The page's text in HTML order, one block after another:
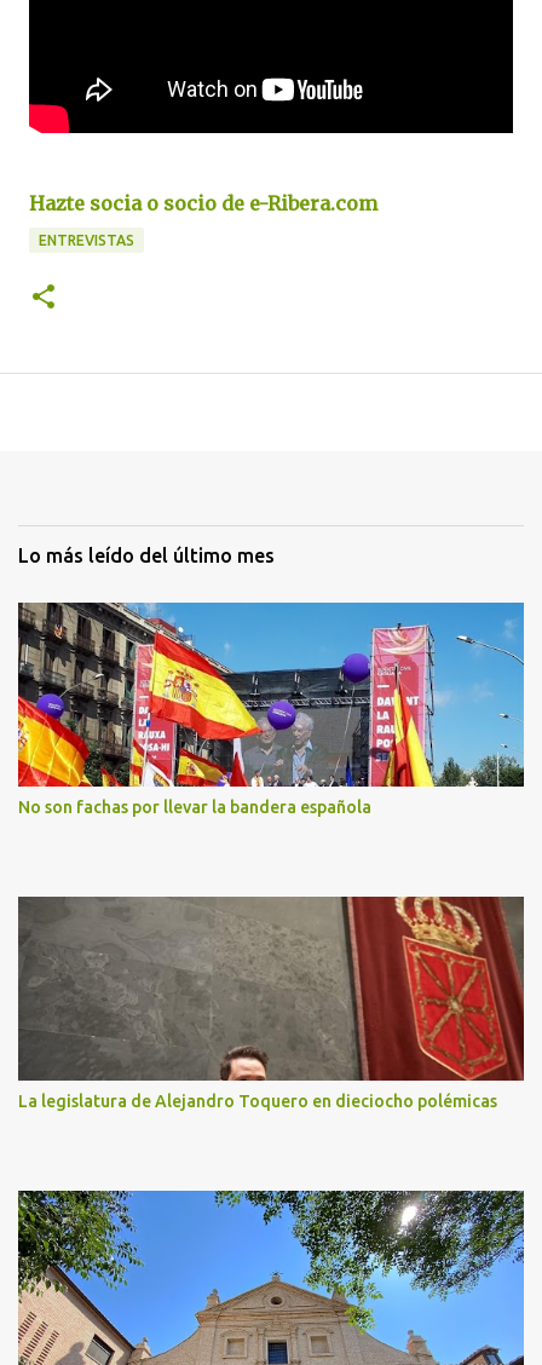
Hazte socia o socio de e-Ribera.com
ENTREVISTAS
Lo más leído del último mes
No son fachas por llevar la bandera española
La legislatura de Alejandro Toquero en dieciocho polémicas